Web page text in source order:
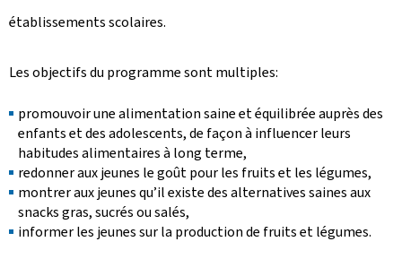
établissements scolaires.
Les objectifs du programme sont multiples:
promouvoir une alimentation saine et équilibrée auprès des
enfants et des adolescents, de façon à influencer leurs
habitudes alimentaires à long terme,
redonner aux jeunes le goût pour les fruits et les légumes,
montrer aux jeunes qu’il existe des alternatives saines aux
snacks gras, sucrés ou salés,
informer les jeunes sur la production de fruits et légumes.